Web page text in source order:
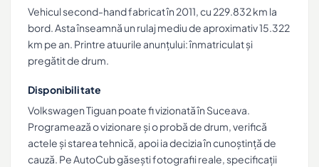
Vehicul second-hand fabricat în 2011, cu 229.832 km la
bord. Asta înseamnă un rulaj mediu de aproximativ 15.322
km pe an. Printre atuurile anunțului: înmatriculat și
pregătit de drum.
Disponibilitate
Volkswagen Tiguan poate fi vizionată în Suceava.
Programează o vizionare și o probă de drum, verifică
actele și starea tehnică, apoi ia decizia în cunoștință de
cauză. Pe AutoCub găsești fotografii reale, specificații